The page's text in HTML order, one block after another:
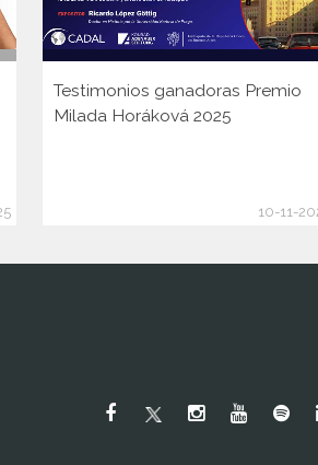
Testimonios ganadoras Premio
Milada Horáková 2025
10-11-